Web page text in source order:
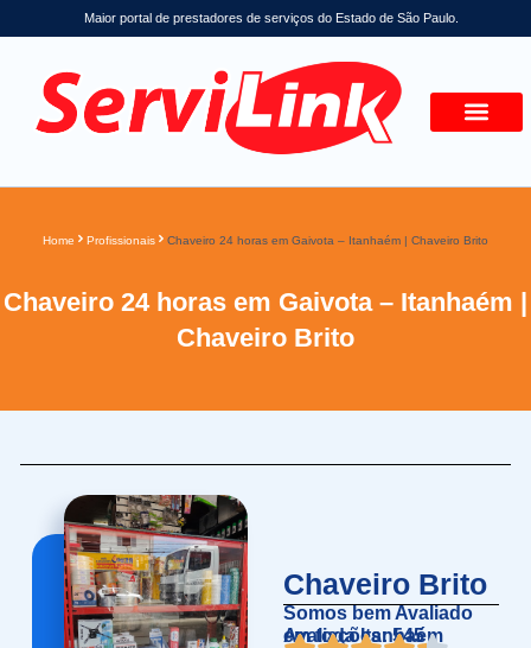
Maior portal de prestadores de serviços do Estado de São Paulo.
Home Profissionais Chaveiro 24 horas em Gaivota – Itanhaém | Chaveiro Brito
Chaveiro 24 horas em Gaivota – Itanhaém |
Chaveiro Brito
Chaveiro Brito
Somos bem Avaliado
em toda Itanhaém
Avaliações: 545